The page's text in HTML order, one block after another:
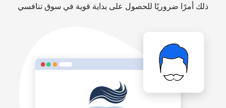
ذلك أمرًا ضروريًا للحصول على بداية قوية في سوق تنافسي